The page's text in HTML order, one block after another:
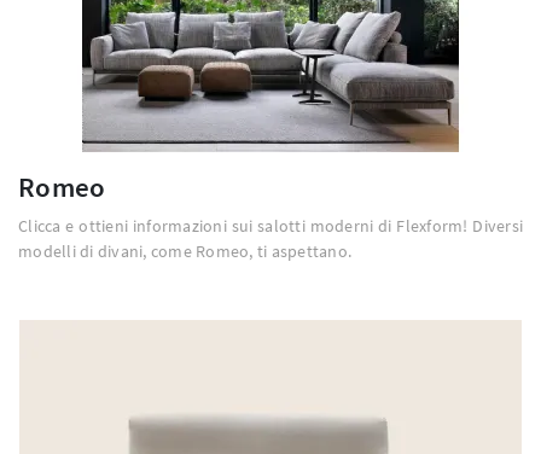
Romeo
Clicca e ottieni informazioni sui salotti moderni di Flexform! Diversi
modelli di divani, come Romeo, ti aspettano.